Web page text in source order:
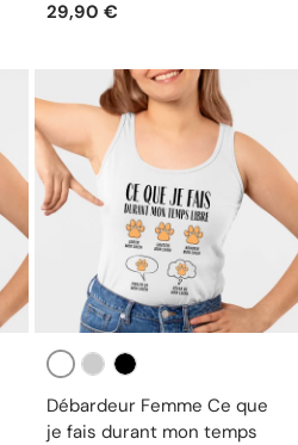
29,90 €
Blanc
Débardeur Femme Ce que
je fais durant mon temps